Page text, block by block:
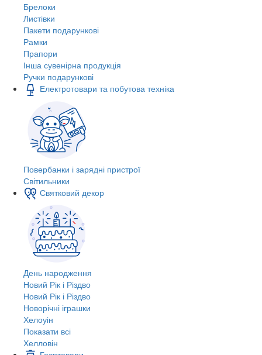
Брелоки
Листівки
Пакети подарункові
Рамки
Прапори
Інша сувенірна продукція
Ручки подарункові
Електротовари та побутова техніка
Повербанки і зарядні пристрої
Світильники
Святковий декор
День народження
Новий Рік і Різдво
Новий Рік і Різдво
Новорічні іграшки
Хелоуін
Показати всі
Хелловін